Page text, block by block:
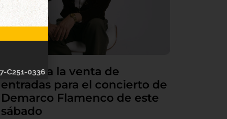
Continúa la venta de
entradas para el concierto de
Demarco Flamenco de este
sábado